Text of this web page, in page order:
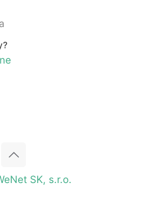
SK, s.r.o.